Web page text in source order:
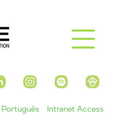
Português Intranet Access